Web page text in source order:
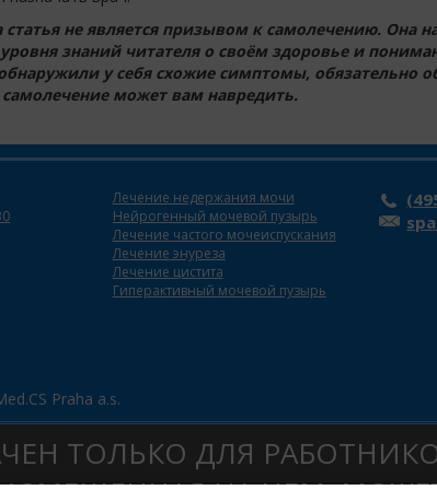
не является призывом к самолечению. Она
знаний читателя о своём здоровье и
у себя схожие симптомы, обязательно
может вам навредить.
Лечение недержания мочи
Нейрогенный мочевой пузырь
Лечение частого мочеиспускания
Лечение энуреза
Лечение цистита
Гиперактивный мочевой пузырь
Praha a.s.
ТОЛЬКО ДЛЯ